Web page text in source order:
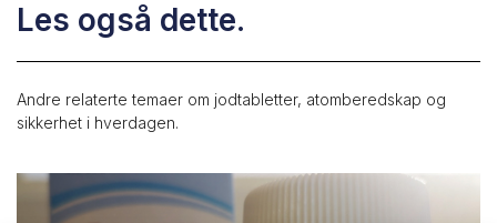
Les også dette.
Andre relaterte temaer om jodtabletter, atomberedskap og
sikkerhet i hverdagen.